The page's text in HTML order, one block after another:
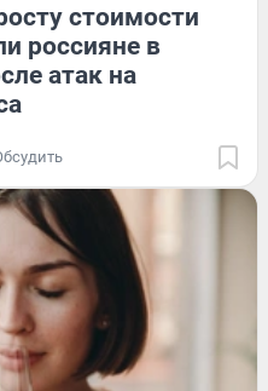
стоимости
россияне в
атак на